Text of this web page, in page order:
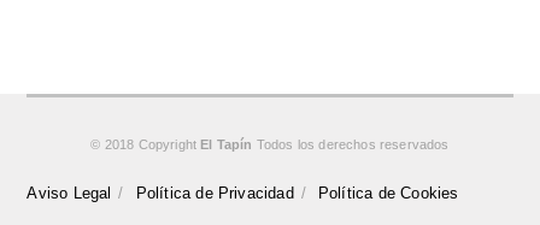
© 2018 Copyright El Tapín Todos los derechos reservados
Aviso Legal Política de Privacidad Política de Cookies